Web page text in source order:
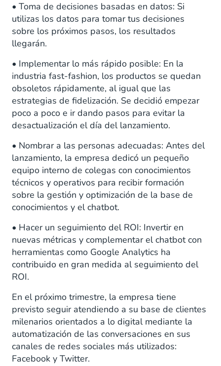
• Toma de decisiones basadas en datos: Si
utilizas los datos para tomar tus decisiones
sobre los próximos pasos, los resultados
llegarán.
• Implementar lo más rápido posible: En la
industria fast-fashion, los productos se quedan
obsoletos rápidamente, al igual que las
estrategias de fidelización. Se decidió empezar
poco a poco e ir dando pasos para evitar la
desactualización el día del lanzamiento.
• Nombrar a las personas adecuadas: Antes del
lanzamiento, la empresa dedicó un pequeño
equipo interno de colegas con conocimientos
técnicos y operativos para recibir formación
sobre la gestión y optimización de la base de
conocimientos y el chatbot.
• Hacer un seguimiento del ROI: Invertir en
nuevas métricas y complementar el chatbot con
herramientas como Google Analytics ha
contribuido en gran medida al seguimiento del
ROI.
En el próximo trimestre, la empresa tiene
previsto seguir atendiendo a su base de clientes
milenarios orientados a lo digital mediante la
automatización de las conversaciones en sus
canales de redes sociales más utilizados:
Facebook y Twitter.